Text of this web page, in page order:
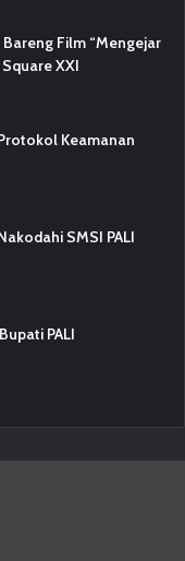
Film “Mengejar
XXI
Keamanan
SMSI PALI
PALI